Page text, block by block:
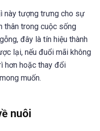
này tượng trưng cho sự
thân trong cuộc sống
đây là tín hiệu thành
lại, nếu đuổi mãi không
hơn hoặc thay đổi
muốn.
nuôi